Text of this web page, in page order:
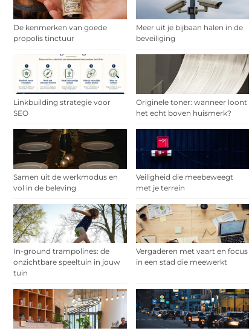
De kenmerken van goede
propolis tinctuur
Meer uit je bijbaan halen in de
beveiliging
Linkbuilding strategie voor
SEO
Originele toner: wanneer loont
het echt boven huismerk?
Samen uit de werkmodus en
vol in de beleving
Veiligheid die meebeweegt
met je terrein
In-ground trampolines: de
onzichtbare speeltuin in jouw
tuin
Vergaderen met vaart en focus
in een stad die meewerkt